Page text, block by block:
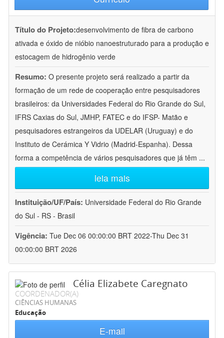
Título do Projeto:desenvolvimento de fibra de carbono
ativada e óxido de nióbio nanoestruturado para a produção e
estocagem de hidrogênio verde
Resumo: O presente projeto será realizado a partir da
formação de um rede de cooperação entre pesquisadores
brasileiros: da Universidades Federal do Rio Grande do Sul,
IFRS Caxias do Sul, JMHP, FATEC e do IFSP- Matão e
pesquisadores estrangeiros da UDELAR (Uruguay) e do
Instituto de Cerámica Y Vidrio (Madrid-Espanha). Dessa
forma a competência de vários pesquisadores que já têm ...
leia mais
Instituição/UF/País: Universidade Federal do Rio Grande
do Sul - RS - Brasil
Vigência: Tue Dec 06 00:00:00 BRT 2022-Thu Dec 31
00:00:00 BRT 2026
Célia Elizabete Caregnato
COORDENADOR(A)
CIÊNCIAS HUMANAS
Educação
E-mail